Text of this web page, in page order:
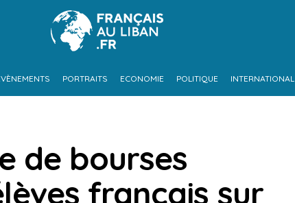
PORTRAITS ECONOMIE POLITIQUE INTERNATIONAL
de bourses
français sur